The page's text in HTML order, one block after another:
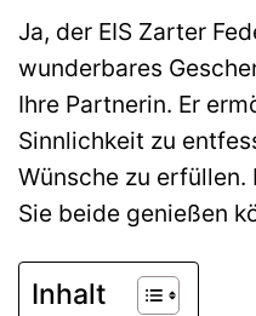
Ja, der EIS Zarter
wunderbares
Ihre Partnerin. Er
Sinnlichkeit zu
Wünsche zu erfüllen.
Sie beide genießen
Inhalt